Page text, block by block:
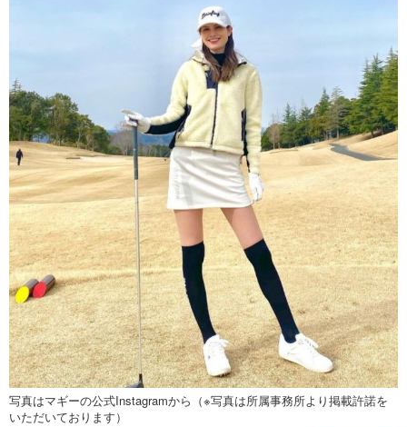
写真はマギーの公式Instagramから（※写真は所属事務所より掲載許諾を
いただいております）